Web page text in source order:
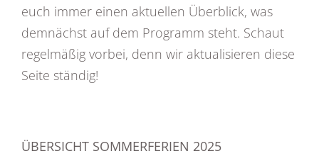
euch immer einen aktuellen Überblick, was
demnächst auf dem Programm steht. Schaut
regelmäßig vorbei, denn wir aktualisieren diese
Seite ständig!
ÜBERSICHT SOMMERFERIEN 2025